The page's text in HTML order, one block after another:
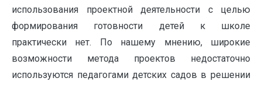
использования проектной деятельности с целью
формирования готовности детей к школе
практически нет. По нашему мнению, широкие
возможности метода проектов недостаточно
используются педагогами детских садов в решении